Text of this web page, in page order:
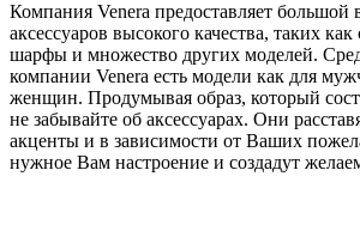
Компания Venera предоставляет большой
аксессуаров высокого качества, таких
шарфы и множество других моделей.
компании Venera есть модели как для
женщин. Продумывая образ, который
не забывайте об аксессуарах. Они
акценты и в зависимости от Ваших
нужное Вам настроение и создадут